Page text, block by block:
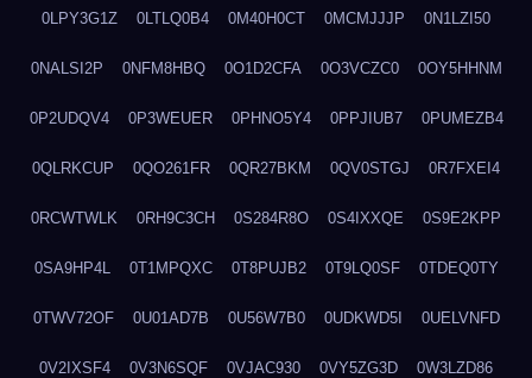
0LPY3G1Z 0LTLQ0B4 0M40H0CT 0MCMJJJP 0N1LZI50
0NALSI2P 0NFM8HBQ 0O1D2CFA 0O3VCZC0 0OY5HHNM
0P2UDQV4 0P3WEUER 0PHNO5Y4 0PPJIUB7 0PUMEZB4
0QLRKCUP 0QO261FR 0QR27BKM 0QV0STGJ 0R7FXEI4
0RCWTWLK 0RH9C3CH 0S284R8O 0S4IXXQE 0S9E2KPP
0SA9HP4L 0T1MPQXC 0T8PUJB2 0T9LQ0SF 0TDEQ0TY
0TWV72OF 0U01AD7B 0U56W7B0 0UDKWD5I 0UELVNFD
0V2IXSF4 0V3N6SQF 0VJAC930 0VY5ZG3D 0W3LZD86